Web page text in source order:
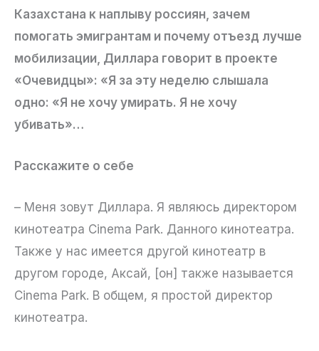
Казахстана к наплыву россиян, зачем
помогать эмигрантам и почему отъезд лучше
мобилизации, Диллара говорит в проекте
«Очевидцы»: «Я за эту неделю слышала
одно: «Я не хочу умирать. Я не хочу
убивать»…
Расскажите о себе
– Меня зовут Диллара. Я являюсь директором
кинотеатра Cinema Park. Данного кинотеатра.
Также у нас имеется другой кинотеатр в
другом городе, Аксай, [он] также называется
Cinema Park. В общем, я простой директор
кинотеатра.